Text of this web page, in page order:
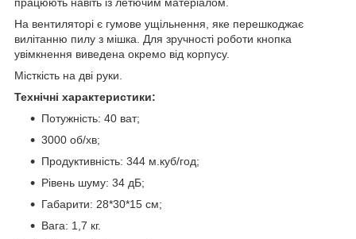
На вентиляторі є гумове ущільнення, яке перешкоджає
вилітанню пилу з мішка. Для зручності роботи кнопка
увімкнення виведена окремо від корпусу.
Місткість на дві руки.
Технічні характеристики:
Потужність: 40 ват;
3000 об/хв;
Продуктивність: 344 м.куб/год;
Рівень шуму: 34 дБ;
Габарити: 28*30*15 см;
Вага: 1,7 кг.